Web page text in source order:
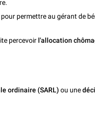
pour permettre au gérant de
percevoir l'allocation
ordinaire (SARL) ou une